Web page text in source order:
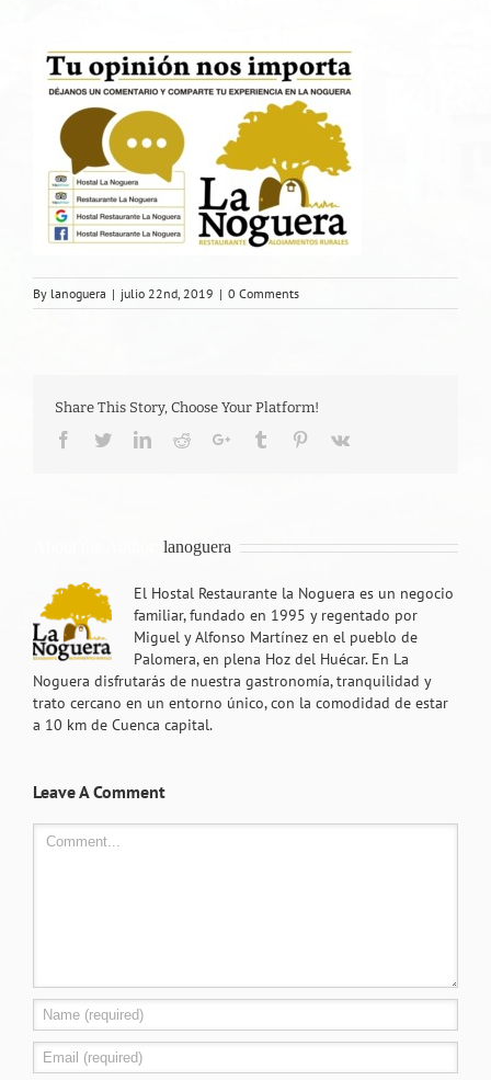
By lanoguera | julio 22nd, 2019 | 0 Comments
Share This Story, Choose Your Platform!
Facebook
TwitterLinkedIn
RedditGoogle+Tumblr Pinterest
Vk
lanoguera
El Hostal Restaurante la Noguera es un negocio
familiar, fundado en 1995 y regentado por
Miguel y Alfonso Martínez en el pueblo de
Palomera, en plena Hoz del Huécar. En La
Noguera disfrutarás de nuestra gastronomía, tranquilidad y
trato cercano en un entorno único, con la comodidad de estar
a 10 km de Cuenca capital.
Leave A Comment
Comment